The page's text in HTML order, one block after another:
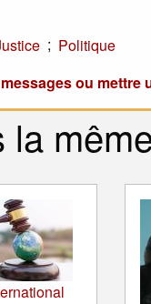
; Politique
ou mettre
la